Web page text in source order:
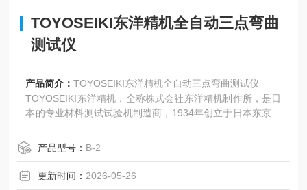
TOYOSEIKI东洋精机全自动三点弯曲
测试仪
产品简介：TOYOSEIKI东洋精机全自动三点弯曲测试仪
TOYOSEIKI东洋精机，全称株式会社东洋精机制作所‌，是日
本的专业材料测试试验机制造商，1934年创立于日本东京，
检测设备。
产品型号： B-2
更新时间： 2026-05-26